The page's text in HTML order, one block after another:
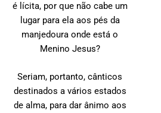
é lícita, por que não cabe um
lugar para ela aos pés da
manjedoura onde está o
Menino Jesus?
Seriam, portanto, cânticos
destinados a vários estados
de alma, para dar ânimo aos